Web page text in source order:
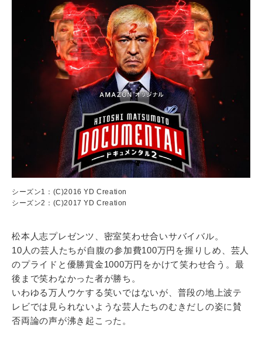
シーズン1：(C)2016 YD Creation
シーズン2：(C)2017 YD Creation
松本人志プレゼンツ、密室笑わせ合いサバイバル。
10人の芸人たちが自腹の参加費100万円を握りしめ、芸人
のプライドと優勝賞金1000万円をかけて笑わせ合う。最
後まで笑わなかった者が勝ち。
いわゆる万人ウケする笑いではないが、普段の地上波テ
レビでは見られないような芸人たちのむきだしの姿に賛
否両論の声が沸き起こった。